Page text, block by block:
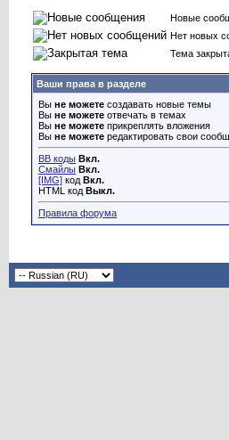
Новые
Нет новых
Тема
Ваши права в разделе
Вы не можете создавать новые темы
Вы не можете отвечать в темах
Вы не можете прикреплять вложения
Вы не можете редактировать свои
BB коды Вкл.
Смайлы Вкл.
[IMG] код Вкл.
HTML код Выкл.
Правила форума